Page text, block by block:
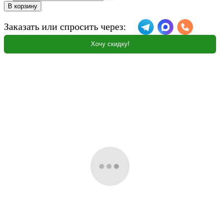
В корзину
Заказать или спросить через:
Хочу скидку!